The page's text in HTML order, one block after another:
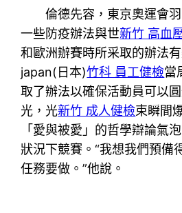
倫德先容，東京奧運會羽
一些防疫辦法與世新竹 高血
和歐洲辦賽時所采取的辦法有
japan(日本)竹科 員工健檢當
取了辦法以確保活動員可以
光，光新竹 成人健檢束瞬間
「愛與被愛」的哲學辯論氣
狀況下競賽。“我想我們預備
任務要做。”他說。